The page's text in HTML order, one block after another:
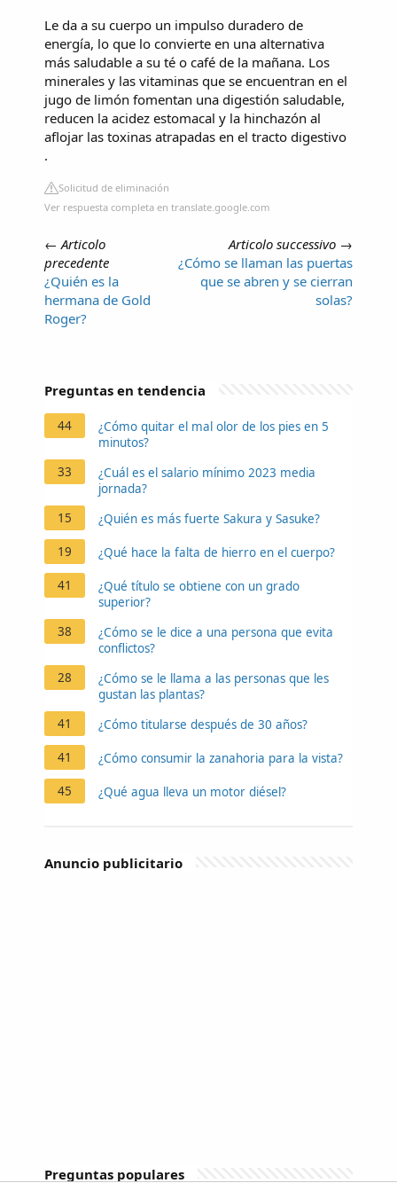
Le da a su cuerpo un impulso duradero de
energía, lo que lo convierte en una alternativa
más saludable a su té o café de la mañana. Los
minerales y las vitaminas que se encuentran en el
jugo de limón fomentan una digestión saludable,
reducen la acidez estomacal y la hinchazón al
aflojar las toxinas atrapadas en el tracto digestivo
.
Solicitud de eliminación
Ver respuesta completa en translate.google.com
← Articolo
precedente
¿Quién es la
hermana de Gold
Roger?
Articolo successivo →
¿Cómo se llaman las puertas
que se abren y se cierran
solas?
Preguntas en tendencia
44
¿Cómo quitar el mal olor de los pies en 5
minutos?
33
¿Cuál es el salario mínimo 2023 media
jornada?
15
¿Quién es más fuerte Sakura y Sasuke?
19 ¿Qué hace la falta de hierro en el cuerpo?
41
¿Qué título se obtiene con un grado
superior?
38
¿Cómo se le dice a una persona que evita
conflictos?
28
¿Cómo se le llama a las personas que les
gustan las plantas?
41
¿Cómo titularse después de 30 años?
41 ¿Cómo consumir la zanahoria para la vista?
45 ¿Qué agua lleva un motor diésel?
Anuncio publicitario
Preguntas populares